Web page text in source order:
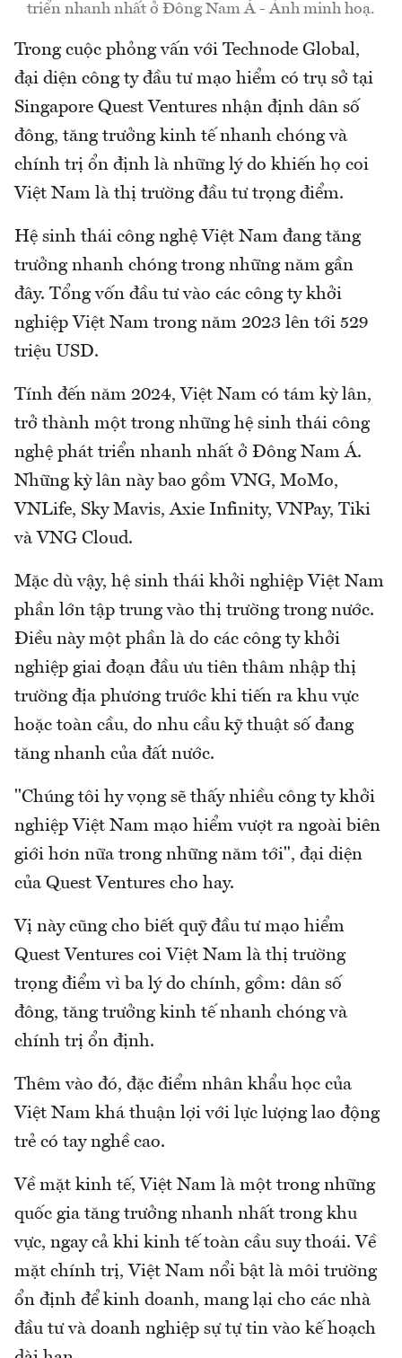
triển nhanh nhất ở Đông Nam Á - Ảnh minh hoạ.
Trong cuộc phỏng vấn với Technode Global,
đại diện công ty đầu tư mạo hiểm có trụ sở tại
Singapore Quest Ventures nhận định dân số
đông, tăng trưởng kinh tế nhanh chóng và
chính trị ổn định là những lý do khiến họ coi
Việt Nam là thị trường đầu tư trọng điểm.
Hệ sinh thái công nghệ Việt Nam đang tăng
trưởng nhanh chóng trong những năm gần
đây. Tổng vốn đầu tư vào các công ty khởi
nghiệp Việt Nam trong năm 2023 lên tới 529
triệu USD.
Tính đến năm 2024, Việt Nam có tám kỳ lân,
trở thành một trong những hệ sinh thái công
nghệ phát triển nhanh nhất ở Đông Nam Á.
Những kỳ lân này bao gồm VNG, MoMo,
VNLife, Sky Mavis, Axie Infinity, VNPay, Tiki
và VNG Cloud.
Mặc dù vậy, hệ sinh thái khởi nghiệp Việt Nam
phần lớn tập trung vào thị trường trong nước.
Điều này một phần là do các công ty khởi
nghiệp giai đoạn đầu ưu tiên thâm nhập thị
trường địa phương trước khi tiến ra khu vực
hoặc toàn cầu, do nhu cầu kỹ thuật số đang
tăng nhanh của đất nước.
"Chúng tôi hy vọng sẽ thấy nhiều công ty khởi
nghiệp Việt Nam mạo hiểm vượt ra ngoài biên
giới hơn nữa trong những năm tới", đại diện
của Quest Ventures cho hay.
Vị này cũng cho biết quỹ đầu tư mạo hiểm
Quest Ventures coi Việt Nam là thị trường
trọng điểm vì ba lý do chính, gồm: dân số
đông, tăng trưởng kinh tế nhanh chóng và
chính trị ổn định.
Thêm vào đó, đặc điểm nhân khẩu học của
Việt Nam khá thuận lợi với lực lượng lao động
trẻ có tay nghề cao.
Về mặt kinh tế, Việt Nam là một trong những
quốc gia tăng trưởng nhanh nhất trong khu
vực, ngay cả khi kinh tế toàn cầu suy thoái. Về
mặt chính trị, Việt Nam nổi bật là môi trường
ổn định để kinh doanh, mang lại cho các nhà
đầu tư và doanh nghiệp sự tự tin vào kế hoạch